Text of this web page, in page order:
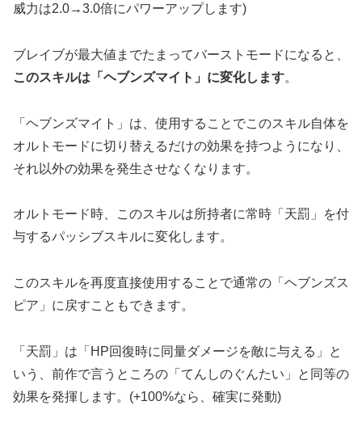
威力は2.0→3.0倍にパワーアップします)
ブレイブが最大値までたまってバーストモードになると、
このスキルは「ヘブンズマイト」に変化します。
「ヘブンズマイト」は、使用することでこのスキル自体を
オルトモードに切り替えるだけの効果を持つようになり、
それ以外の効果を発生させなくなります。
オルトモード時、このスキルは所持者に常時「天罰」を付
与するパッシブスキルに変化します。
このスキルを再度直接使用することで通常の「ヘブンズス
ピア」に戻すこともできます。
「天罰」は「HP回復時に同量ダメージを敵に与える」と
いう、前作で言うところの「てんしのぐんたい」と同等の
効果を発揮します。(+100%なら、確実に発動)